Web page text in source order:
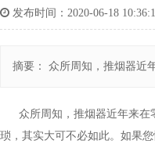
发布时间：2020-06-18
摘要： 众所周知，推烟器近
众所周知，推烟器近年来在
琐，其实大可不必如此。如果